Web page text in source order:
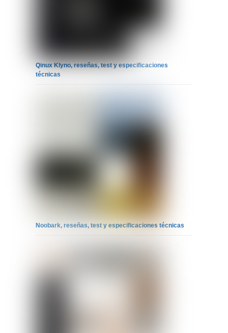
Qinux Klyno, reseñas, test y especificaciones
técnicas
Noobark, reseñas, test y especificaciones técnicas